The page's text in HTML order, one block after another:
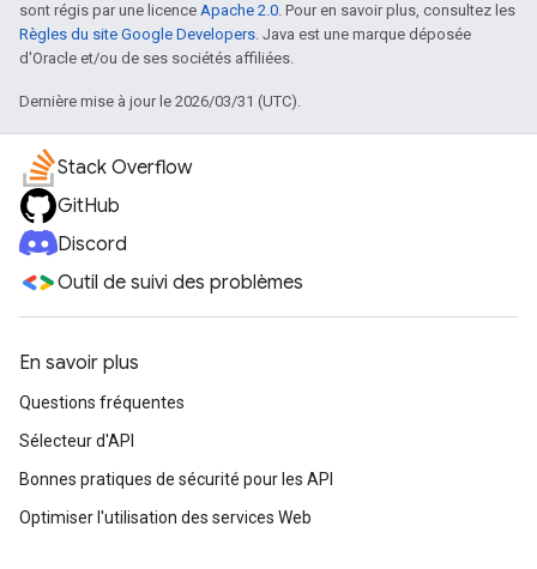
sont régis par une licence Apache 2.0. Pour en savoir plus, consultez les
Règles du site Google Developers. Java est une marque déposée
d'Oracle et/ou de ses sociétés affiliées.
Dernière mise à jour le 2026/03/31 (UTC).
Stack Overflow
GitHub
Discord
Outil de suivi des problèmes
En savoir plus
Questions fréquentes
Sélecteur d'API
Bonnes pratiques de sécurité pour les API
Optimiser l'utilisation des services Web